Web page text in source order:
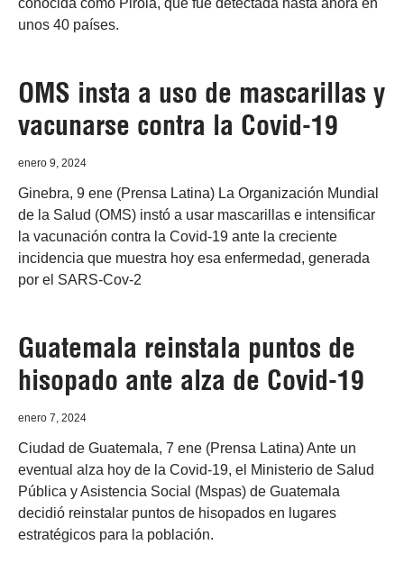
conocida como Pirola, que fue detectada hasta ahora en
unos 40 países.
OMS insta a uso de mascarillas y
vacunarse contra la Covid-19
enero 9, 2024
Ginebra, 9 ene (Prensa Latina) La Organización Mundial
de la Salud (OMS) instó a usar mascarillas e intensificar
la vacunación contra la Covid-19 ante la creciente
incidencia que muestra hoy esa enfermedad, generada
por el SARS-Cov-2
Guatemala reinstala puntos de
hisopado ante alza de Covid-19
enero 7, 2024
Ciudad de Guatemala, 7 ene (Prensa Latina) Ante un
eventual alza hoy de la Covid-19, el Ministerio de Salud
Pública y Asistencia Social (Mspas) de Guatemala
decidió reinstalar puntos de hisopados en lugares
estratégicos para la población.